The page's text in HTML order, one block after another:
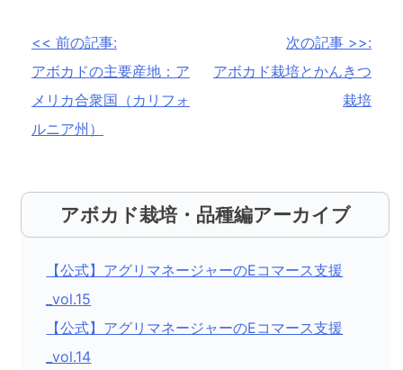
投
稿
ナ
ビ
シ
ン
<< 前の記事:
アボカドの主要産地：ア
メリカ合衆国（カリフォ
ルニア州）
次の記事 >>:
アボカド栽培とかんきつ
栽培
アボカド栽培・品種編アーカイブ
【公式】アグリマネージャーのEコマース支援
_vol.15
【公式】アグリマネージャーのEコマース支援
_vol.14